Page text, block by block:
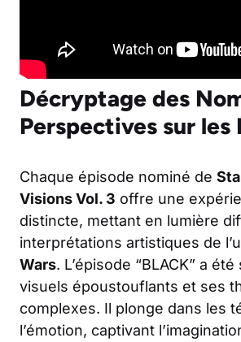
Décryptage des
Perspectives sur les
Chaque épisode nominé de
Visions Vol. 3 offre une
distincte, mettant en lumière
interprétations artistiques de
Wars. L’épisode “BLACK” a
visuels époustouflants et ses
complexes. Il plonge dans les
l’émotion, captivant